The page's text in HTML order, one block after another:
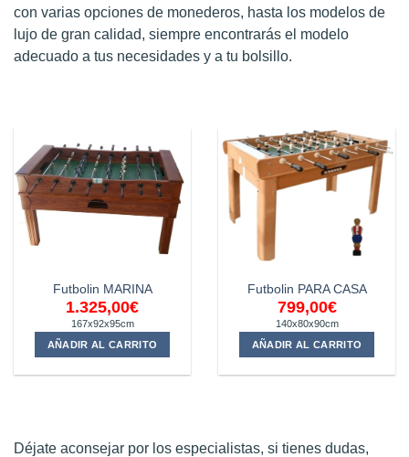
con varias opciones de monederos, hasta los modelos de
lujo de gran calidad, siempre encontrarás el modelo
adecuado a tus necesidades y a tu bolsillo.
Futbolin MARINA
1.325,00€
167x92x95cm
AÑADIR AL CARRITO
Futbolin PARA CASA
799,00€
140x80x90cm
AÑADIR AL CARRITO
Déjate aconsejar por los especialistas, si tienes dudas,